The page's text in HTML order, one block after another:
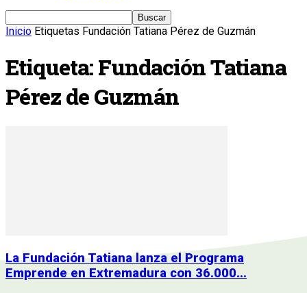
Inicio Etiquetas Fundación Tatiana Pérez de Guzmán
Etiqueta: Fundación Tatiana
Pérez de Guzmán
La Fundación Tatiana lanza el Programa
Emprende en Extremadura con 36.000...